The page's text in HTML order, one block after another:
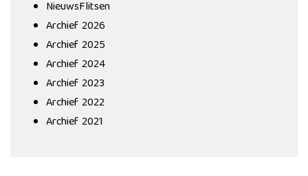
NieuwsFlitsen
Archief 2026
Archief 2025
Archief 2024
Archief 2023
Archief 2022
Archief 2021